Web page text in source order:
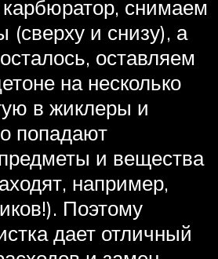
снимаем
и снизу), а
оставляем
на несколько
в жиклеры и
попадают
и вещества
например,
Поэтому
дает отличный